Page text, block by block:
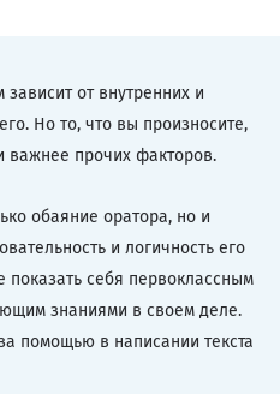
от внутренних и
Но то, что вы произносите,
важнее прочих факторов.
обаяние оратора, но и
и логичность его
показать себя первоклассным
знаниями в своем деле.
помощью в написании текста